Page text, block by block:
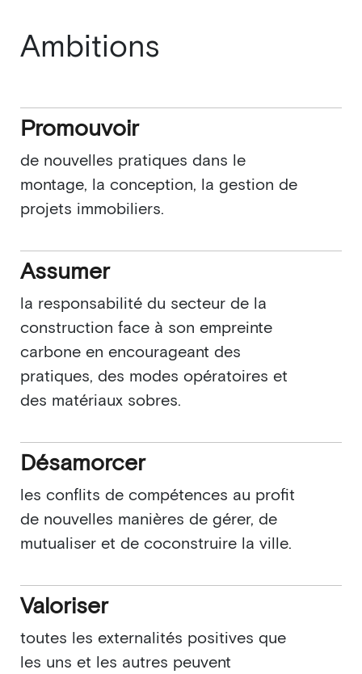
Ambitions
Promouvoir
de nouvelles pratiques dans le
montage, la conception, la gestion de
projets immobiliers.
Assumer
la responsabilité du secteur de la
construction face à son empreinte
carbone en encourageant des
pratiques, des modes opératoires et
des matériaux sobres.
Désamorcer
les conflits de compétences au profit
de nouvelles manières de gérer, de
mutualiser et de coconstruire la ville.
Valoriser
toutes les externalités positives que
les uns et les autres peuvent